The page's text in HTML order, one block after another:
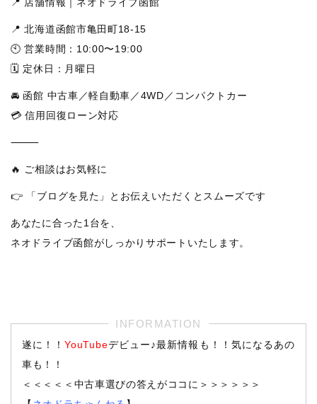
📍 北海道函館市亀田町18-15
🕙 営業時間：10:00〜19:00
🗓 定休日：月曜日
🚘 函館 中古車／軽自動車／4WD／コンパクトカー
💳 信用回復ローン対応
⸻
🔥 ご相談はお気軽に
👉 「ブログを見た」とお伝えいただくとスムーズです
あなたに合った1台を、
ネオドライブ函館がしっかりサポートいたします。
遂に！！YouTubeデビュー♪最新情報も！！気になるあの
車も！！
＜＜＜＜＜中古車選びの答えがココに＞＞＞＞＞＞